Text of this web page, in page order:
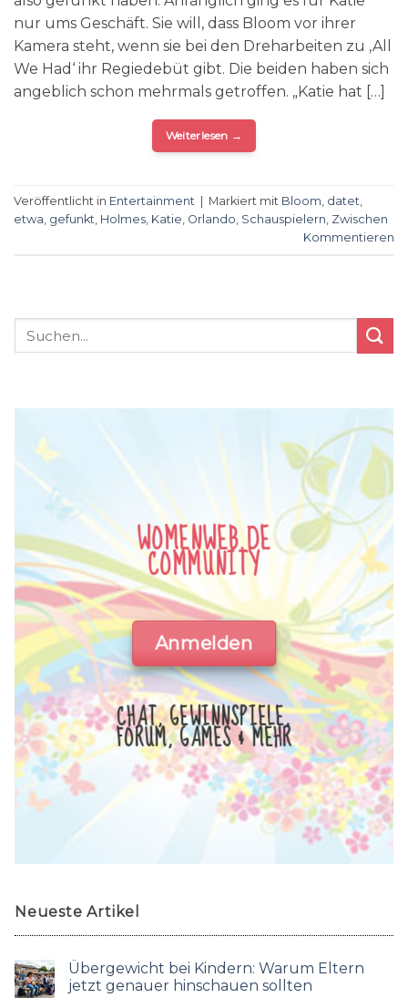
nur ums Geschäft. Sie will, dass Bloom vor ihrer
Kamera steht, wenn sie bei den Dreharbeiten zu ‚All
We Had‘ ihr Regiedebüt gibt. Die beiden haben sich
angeblich schon mehrmals getroffen. „Katie hat […]
Weiterlesen →
Veröffentlicht in Entertainment Markiert mit Bloom datet
etwa gefunkt Holmes Katie Orlando Schauspielern Zwischen
Kommentieren
WOMENWEB.DE
COMMUNITY
Anmelden
CHAT, GEWINNSPIELE,
FORUM, GAMES & MEHR
Neueste Artikel
Übergewicht bei Kindern: Warum Eltern
jetzt genauer hinschauen sollten